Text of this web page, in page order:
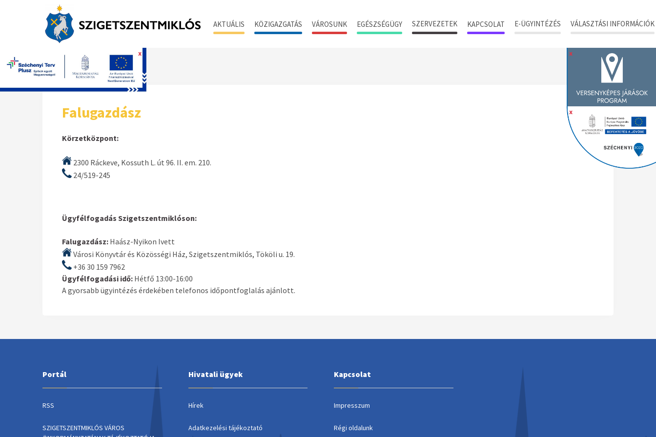
AKTUÁLIS KÖZIGAZGATÁS VÁROSUNK EGÉSZSÉGÜGY SZERVEZETEK KAPCSOLAT E-ÜGYINTÉZÉS VÁLASZTÁSI INFORMÁCIÓK
x
x
x
Főoldal
Falugazdász
Körzetközpont:
2300 Ráckeve, Kossuth L. út 96. II. em. 210.
24/519-245
Ügyfélfogadás Szigetszentmiklóson:
Falugazdász: Haász-Nyikon Ivett
Városi Könyvtár és Közösségi Ház, Szigetszentmiklós, Tököli u. 19.
+36 30 159 7962
Ügyfélfogadási idő: Hétfő 13:00-16:00
A gyorsabb ügyintézés érdekében telefonos időpontfoglalás ajánlott.
Portál
RSS
SZIGETSZENTMIKLÓS VÁROS
Hivatali ügyek
Hírek
Adatkezelési tájékoztató
Kapcsolat
Impresszum
Régi oldalunk